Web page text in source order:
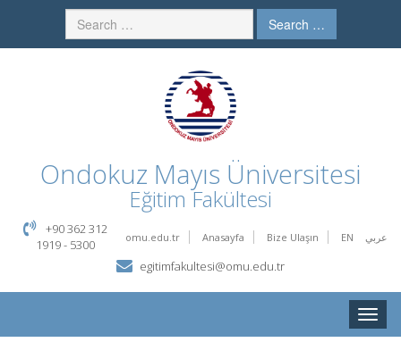
Search …
Ondokuz Mayıs Üniversitesi
Eğitim Fakültesi
omu.edu.tr Anasayfa Bize Ulaşın EN عربي
+90 362 312
1919 - 5300
egitimfakultesi@omu.edu.tr
Toggle